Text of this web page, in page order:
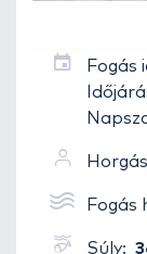
Fogás
Fogás
Súly: